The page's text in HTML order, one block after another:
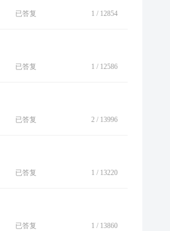
已答复 1 / 12854
已答复 1 / 12586
已答复 2 / 13996
已答复 1 / 13220
已答复 1 / 13860